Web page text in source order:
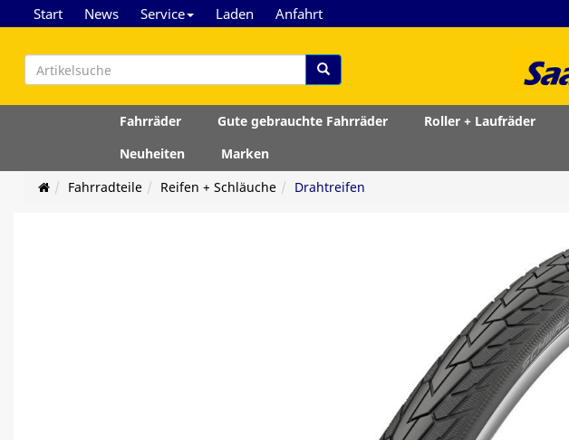
Start News Service Laden Anfahrt
Fahrräder Gute gebrauchte Fahrräder Roller + Laufräder
Neuheiten
Marken
Fahrradteile
Reifen + Schläuche Drahtreifen